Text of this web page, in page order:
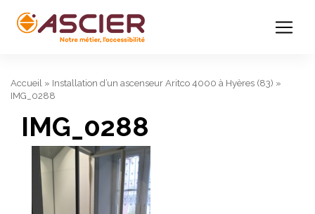
Accueil » Installation d’un ascenseur Aritco 4000 à Hyères (83) »
IMG_0288
IMG_0288